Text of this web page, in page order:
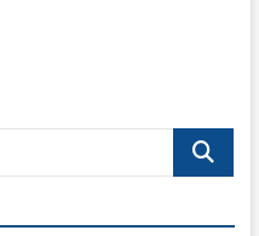
Поиск…